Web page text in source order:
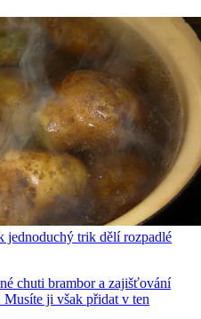
jednoduchý trik dělí rozpadlé
chuti brambor a zajišťování
ji však přidat v ten